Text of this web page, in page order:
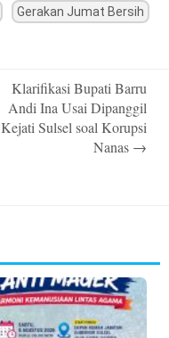
Gerakan Jumat Bersih
Klarifikasi Bupati Barru
Andi Ina Usai Dipanggil
Kejati Sulsel soal Korupsi
Nanas →